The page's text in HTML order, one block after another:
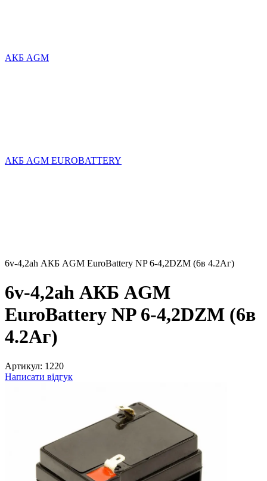
АКБ AGM
АКБ AGM EUROBATTERY
6v-4,2ah АКБ AGM EuroBattery NP 6-4,2DZM (6в 4.2Аг)
6v-4,2ah АКБ AGM
EuroBattery NP 6-4,2DZM (6в
4.2Аг)
Артикул: 1220
Написати відгук